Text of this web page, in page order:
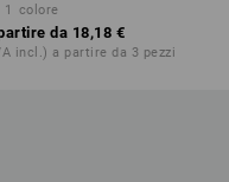
1 colore
da 18,18 €
incl.) a partire da 3 pezzi